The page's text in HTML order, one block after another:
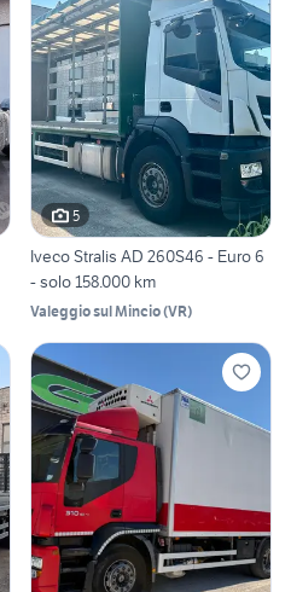
5
Iveco Stralis AD 260S46 - Euro 6
- solo 158.000 km
Valeggio sul Mincio(VR)